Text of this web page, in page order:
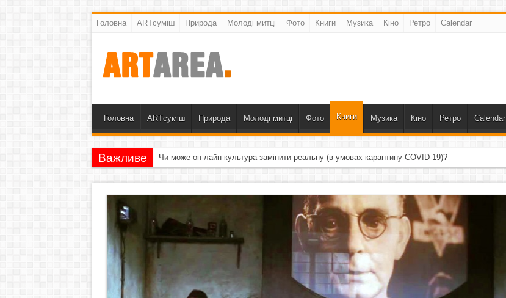
Головна ARTсуміш Природа Молоді митці Фото Книги Музика Кіно Ретро Calendar
Головна ARTсуміш Природа Молоді митці Фото Книги Музика Кіно Ретро Calendar
Важливе Чи може он-лайн культура замінити реальну (в умовах карантину COVID-19)?